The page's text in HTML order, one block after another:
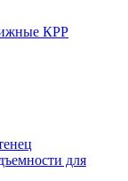
КРР
для